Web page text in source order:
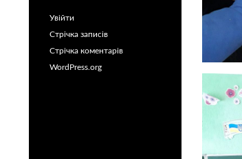
Увійти
Стрічка записів
Стрічка коментарів
WordPress.org